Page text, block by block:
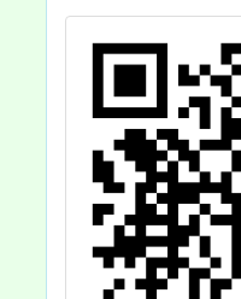
照。
座，
者